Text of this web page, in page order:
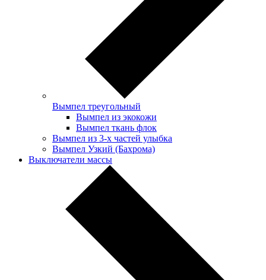
Вымпел треугольный
Вымпел из экокожи
Вымпел ткань флок
Вымпел из 3-х частей улыбка
Вымпел Узкий (Бахрома)
Выключатели массы